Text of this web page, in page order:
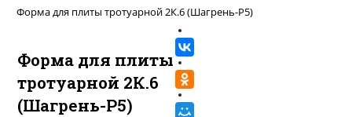
Форма для плиты тротуарной 2К.6 (Шагрень-Р5)
Форма для плиты
тротуарной 2К.6
(Шагрень-Р5)